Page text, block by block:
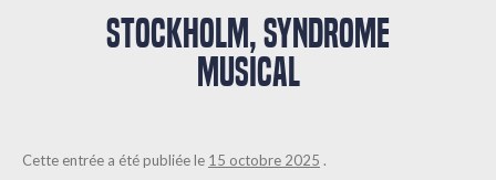
STOCKHOLM, SYNDROME
MUSICAL
Cette entrée a été publiée le 15 octobre 2025 .